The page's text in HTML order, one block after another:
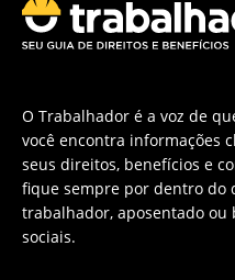
O Trabalhador é a voz de
você encontra informações
seus direitos, benefícios e
fique sempre por dentro do
trabalhador, aposentado ou
sociais.